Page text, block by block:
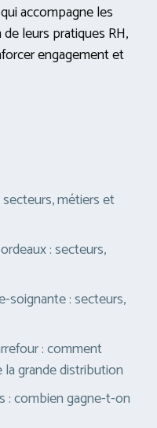
accompagne les
leurs pratiques RH,
engagement et
métiers et
: secteurs,
soignante : secteurs,
: comment
grande distribution
: combien gagne-t-on